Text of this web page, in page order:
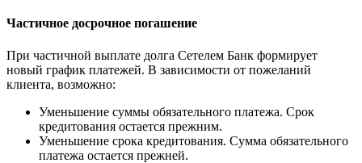
Частичное досрочное погашение
При частичной выплате долга Сетелем Банк формирует
новый график платежей. В зависимости от пожеланий
клиента, возможно:
Уменьшение суммы обязательного платежа. Срок
кредитования остается прежним.
Уменьшение срока кредитования. Сумма обязательного
платежа остается прежней.